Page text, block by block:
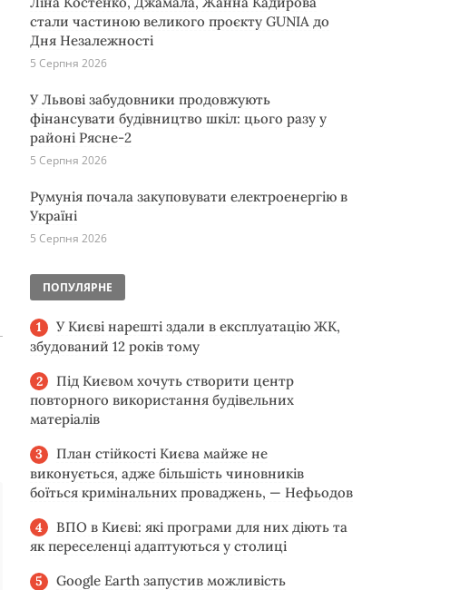
стали частиною великого проєкту GUNIA до
Дня Незалежності
5 Серпня 2026
У Львові забудовники продовжують
фінансувати будівництво шкіл: цього разу у
районі Рясне-2
5 Серпня 2026
Румунія почала закуповувати електроенергію в
Україні
5 Серпня 2026
ПОПУЛЯРНЕ
У Києві нарешті здали в експлуатацію ЖК,
збудований 12 років тому
Під Києвом хочуть створити центр
повторного використання будівельних
матеріалів
План стійкості Києва майже не
виконується, адже більшість чиновників
боїться кримінальних проваджень, — Нефьодов
ВПО в Києві: які програми для них діють та
як переселенці адаптуються у столиці
Google Earth запустив можливість